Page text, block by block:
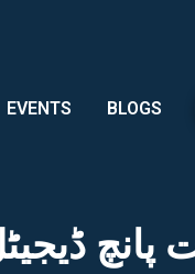
EVENTS BLOGS